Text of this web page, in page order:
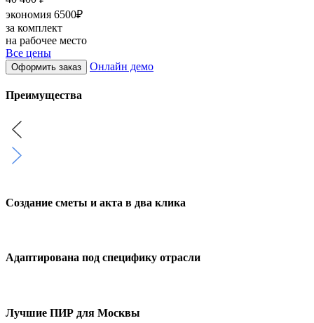
экономия 6500₽
за комплект
на рабочее место
Все цены
Оформить заказ Онлайн демо
Преимущества
Создание сметы и акта в два клика
Адаптирована под специфику отрасли
Лучшие ПИР для Москвы